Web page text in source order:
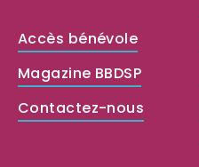
Accès bénévole
Magazine BBDSP
Contactez-nous